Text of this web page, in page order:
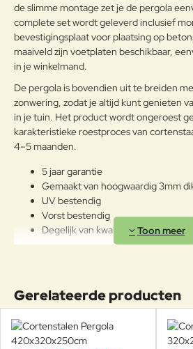
Verder
de slimme montage zet je de pergola
complete set wordt geleverd inclusief
bevestigingsplaat voor plaatsing op
maaiveld zijn voetplaten beschikbaar,
in je winkelmand.
De pergola is bovendien uit te breiden
zonwering, zodat je altijd kunt genieten
in je tuin. Het product wordt ongeroest
karakteristieke roestproces van
4–5 maanden.
5 jaar garantie
Gemaakt van hoogwaardig 3mm
UV bestendig
Vorst bestendig
Degelijk van kwaliteit
Gerelateerde producten